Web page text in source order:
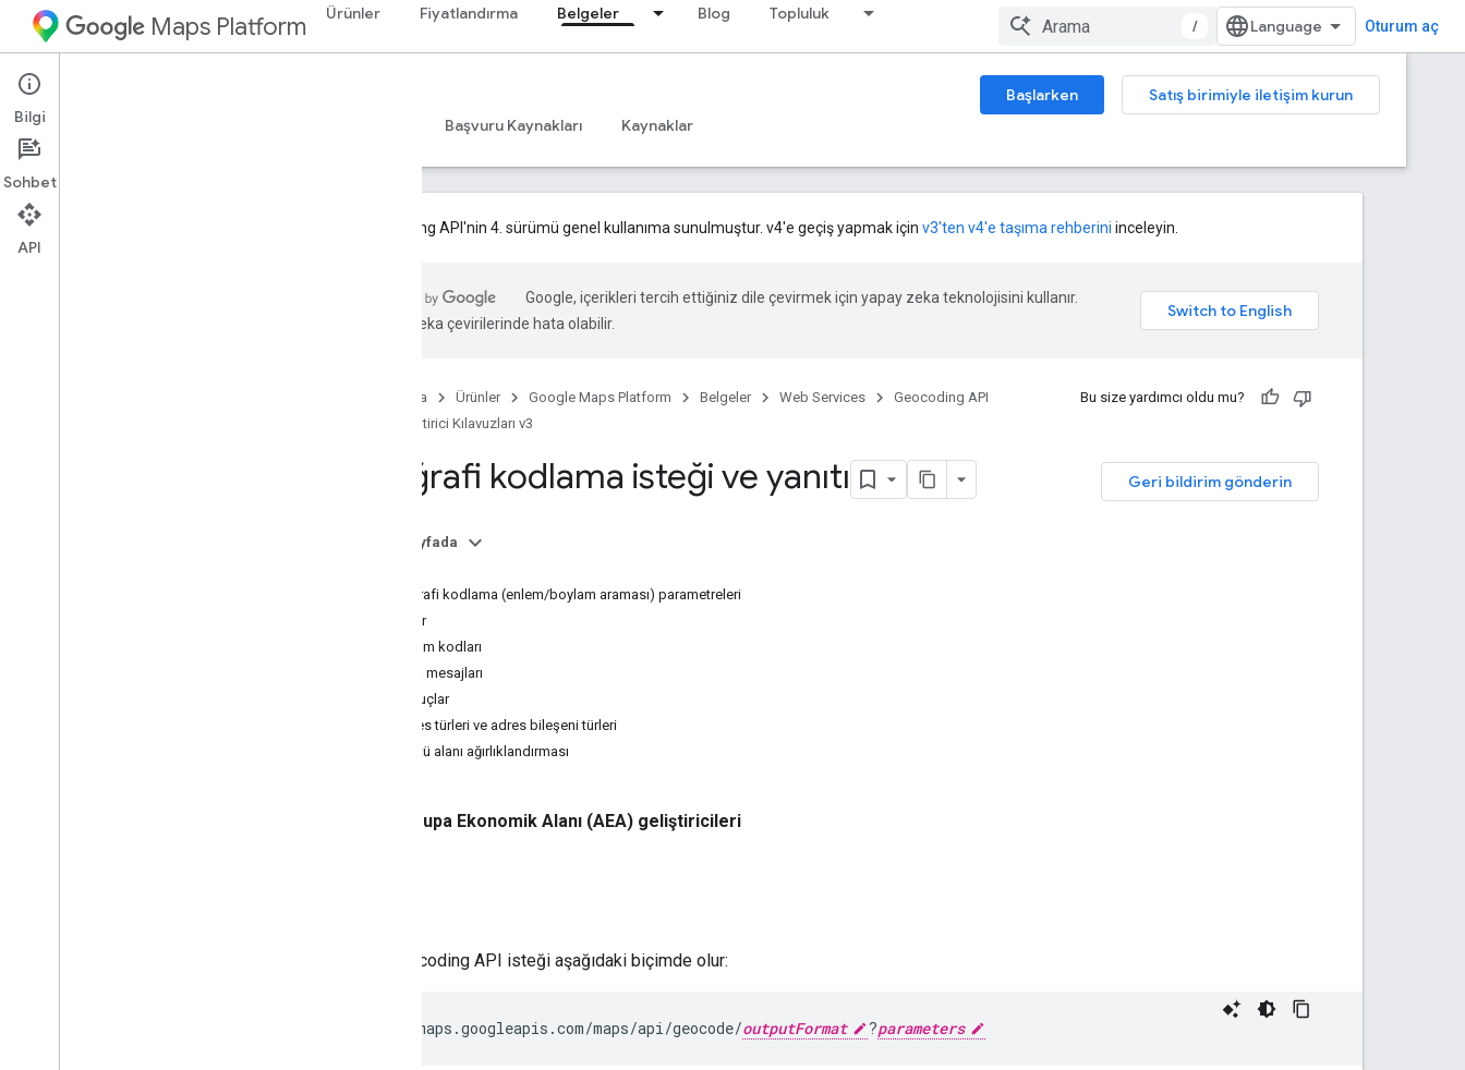
Maps Platform Ürünler Fiyatlandırma Belgeler Blog Topluluk
/ Oturum aç
Web Services Başlarken
Satış birimiyle iletişim kurun
Geliştirici Kılavuzları v4
Başvuru Kaynakları Kaynaklar
Geocoding API'nin 4. sürümü genel kullanıma sunulmuştur. v4'e geçiş yapmak için v3'ten v4'e taşıma rehberini inceleyin.
Google, içerikleri tercih ettiğiniz dile çevirmek için yapay zeka teknolojisini kullanır.
Yapay zeka çevirilerinde hata olabilir.
Ana Sayfa Ürünler Google Maps Platform Belgeler Web Services
Geocoding API
Geliştirici Kılavuzları v3
Bu size yardımcı oldu mu?
Geri bildirim gönderin
Coğrafi kodlama isteği ve yanıtı
Bu sayfada
Coğrafi kodlama (enlem/boylam araması) parametreleri
Yanıtlar
Durum kodları
Hata mesajları
Sonuçlar
Adres türleri ve adres bileşeni türleri
Görüntü alanı ağırlıklandırması
Avrupa Ekonomik Alanı (AEA) geliştiricileri
Bir Geocoding API isteği aşağıdaki biçimde olur:
https://maps.googleapis.com/maps/api/geocode/outputFormat ?parameters
Bilgi
Sohbet
API